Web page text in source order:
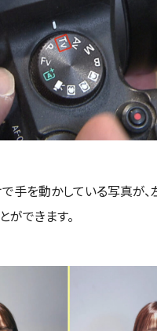
手を動かしている写真が、
ができます。